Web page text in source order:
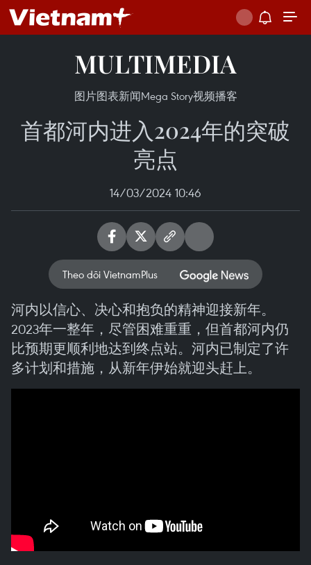
MULTIMEDIA
图片图表新闻Mega Story视频播客
首都河内进入2024年的突破
亮点
14/03/2024 10:46
Theo dõi VietnamPlus
河内以信心、决心和抱负的精神迎接新年。
2023年一整年，尽管困难重重，但首都河内仍
比预期更顺利地达到终点站。河内已制定了许
多计划和措施，从新年伊始就迎头赶上。